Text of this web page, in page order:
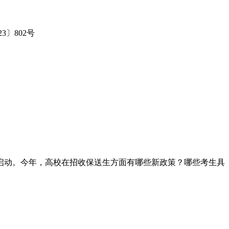
〕802号
。今年，高校在招收保送生方面有哪些新政策？哪些考生具